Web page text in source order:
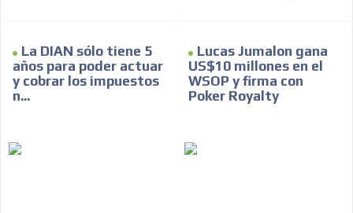
La DIAN sólo tiene 5
años para poder actuar
y cobrar los impuestos
n...
Lucas Jumalon gana
US$10 millones en el
WSOP y firma con
Poker Royalty